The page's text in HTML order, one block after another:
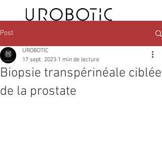
Post
Biopsie transpérinéale ciblée
de la prostate
UROBOTIC
17 sept. 2023 1 min de lecture